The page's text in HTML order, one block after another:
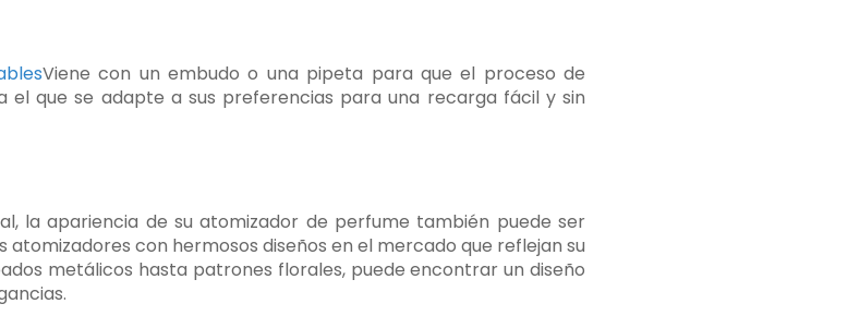
Viene con un embudo o una pipeta para que el proceso de
el que se adapte a sus preferencias para una recarga fácil y sin
la apariencia de su atomizador de perfume también puede ser
con hermosos diseños en el mercado que reflejan su
metálicos hasta patrones florales, puede encontrar un diseño